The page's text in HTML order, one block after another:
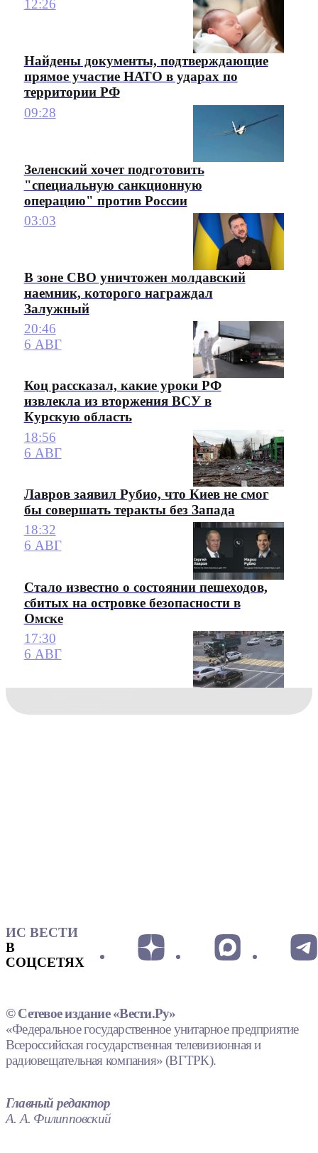
12:26
Найдены документы, подтверждающие
прямое участие НАТО в ударах по
территории РФ
09:28
Зеленский хочет подготовить
"специальную санкционную
операцию" против России
03:03
В зоне СВО уничтожен молдавский
наемник, которого награждал
Залужный
20:46
6 АВГ
Коц рассказал, какие уроки РФ
извлекла из вторжения ВСУ в
Курскую область
18:56
6 АВГ
Лавров заявил Рубио, что Киев не смог
бы совершать теракты без Запада
18:32
6 АВГ
Стало известно о состоянии пешеходов,
сбитых на островке безопасности в
Омске
17:30
6 АВГ
ИС ВЕСТИ
В
СОЦСЕТЯХ
© Сетевое издание «Вести.Ру»
«Федеральное государственное унитарное предприятие
Всероссийская государственная телевизионная и
радиовещательная компания» (ВГТРК).
Главный редактор
А. А. Филипповский